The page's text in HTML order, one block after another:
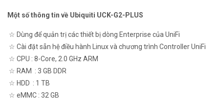
Một số thông tin về Ubiquiti UCK-G2-PLUS
☆ Dùng để quản trị các thiết bị dòng Enterprise của UniFi
☆ Cài đặt sẵn hệ điều hành Linux và chương trình Controller UniFi
☆ CPU : 8-Core, 2.0 GHz ARM
☆ RAM : 3 GB DDR
☆ HDD : 1 TB
☆ eMMC : 32 GB